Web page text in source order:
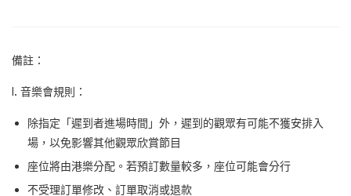
備註：
I. 音樂會規則：
除指定「遲到者進場時間」外，遲到的觀眾有可能不獲安排入
場，以免影響其他觀眾欣賞節目
座位將由港樂分配。若預訂數量較多，座位可能會分行
不受理訂單修改、訂單取消或退款